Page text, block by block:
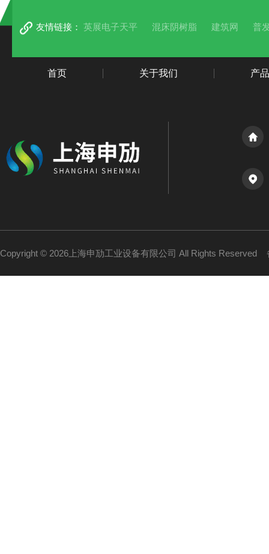
友情链接： 英展电子天平 混床阴树脂 建筑网 普
首页 关于我们 产
Copyright © 2026上海申劢工业设备有限公司 All Rights Reserved